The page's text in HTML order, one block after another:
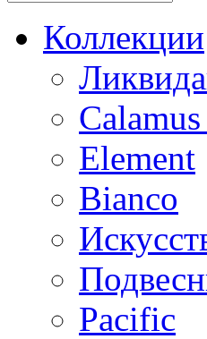
Коллекции
Element
Bianco
Pacific